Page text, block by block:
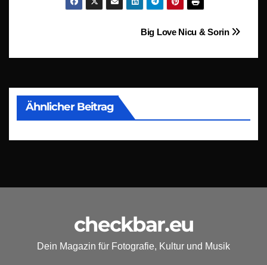
Beitragsnavigation
Big Love Nicu & Sorin
Ähnlicher Beitrag
checkbar.eu
Dein Magazin für Fotografie, Kultur und Musik